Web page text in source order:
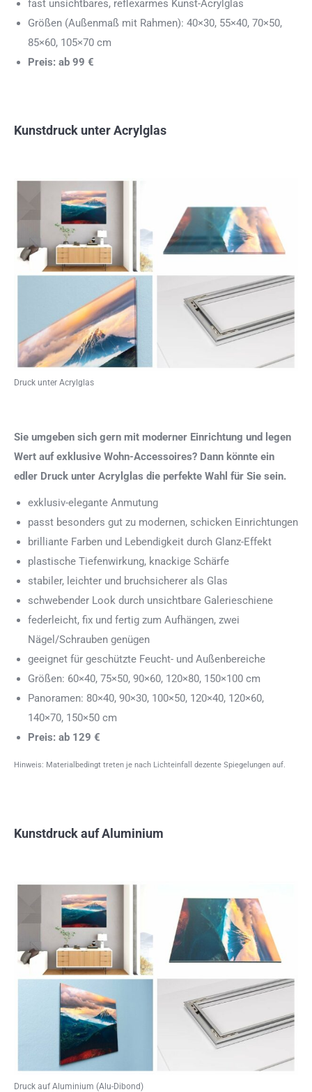
fast unsichtbares, reflexarmes Kunst-Acrylglas
Größen (Außenmaß mit Rahmen): 40×30, 55×40, 70×50,
85×60, 105×70 cm
Preis: ab 99 €
Kunstdruck unter Acrylglas
Druck unter Acrylglas
Sie umgeben sich gern mit moderner Einrichtung und legen
Wert auf exklusive Wohn-Accessoires? Dann könnte ein
edler Druck unter Acrylglas die perfekte Wahl für Sie sein.
exklusiv-elegante Anmutung
passt besonders gut zu modernen, schicken Einrichtungen
brilliante Farben und Lebendigkeit durch Glanz-Effekt
plastische Tiefenwirkung, knackige Schärfe
stabiler, leichter und bruchsicherer als Glas
schwebender Look durch unsichtbare Galerieschiene
federleicht, fix und fertig zum Aufhängen, zwei
Nägel/Schrauben genügen
geeignet für geschützte Feucht- und Außenbereiche
Größen: 60×40, 75×50, 90×60, 120×80, 150×100 cm
Panoramen: 80×40, 90×30, 100×50, 120×40, 120×60,
140×70, 150×50 cm
Preis: ab 129 €
Hinweis: Materialbedingt treten je nach Lichteinfall dezente Spiegelungen auf.
Kunstdruck auf Aluminium
Druck auf Aluminium (Alu-Dibond)